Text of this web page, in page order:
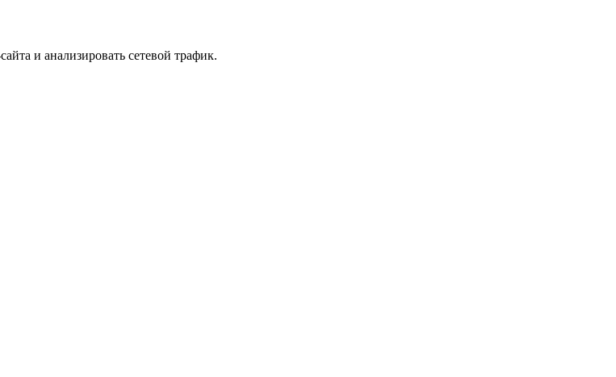
и анализировать сетевой трафик.